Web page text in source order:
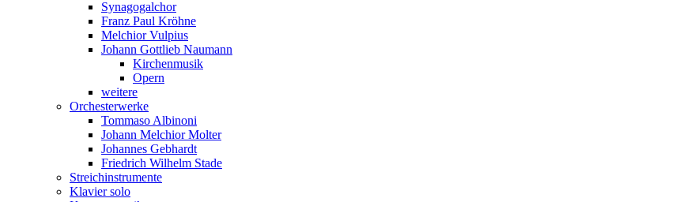
Synagogalchor
Franz Paul Kröhne
Melchior Vulpius
Johann Gottlieb Naumann
Kirchenmusik
Opern
weitere
Orchesterwerke
Tommaso Albinoni
Johann Melchior Molter
Johannes Gebhardt
Friedrich Wilhelm Stade
Streichinstrumente
Klavier solo